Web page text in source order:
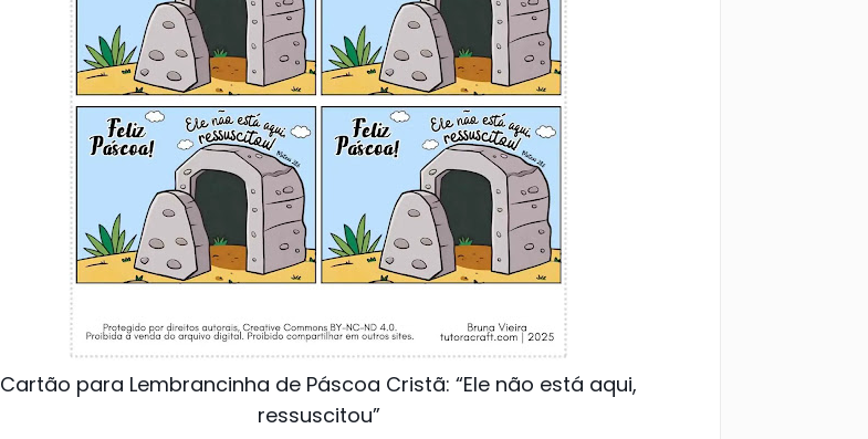
Cartão para Lembrancinha de Páscoa Cristã: “Ele não está aqui,
ressuscitou”